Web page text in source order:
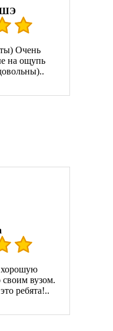
Очень
на ощупь
хорошую
своим вузом.
ребята!..